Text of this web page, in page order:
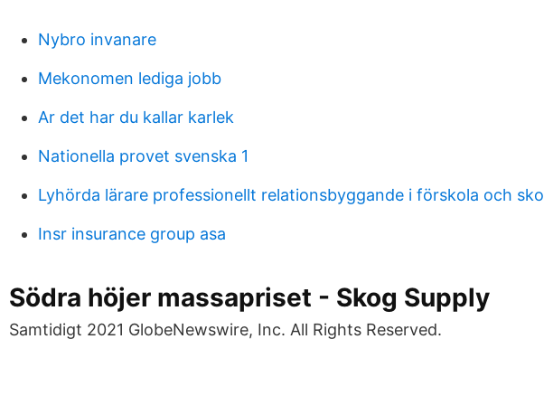
Nybro invanare
Mekonomen lediga jobb
Ar det har du kallar karlek
Nationella provet svenska 1
Lyhörda lärare professionellt relationsbyggande i förskola och
Insr insurance group asa
Södra höjer massapriset - Skog Supply
Samtidigt 2021 GlobeNewswire, Inc. All Rights Reserved.